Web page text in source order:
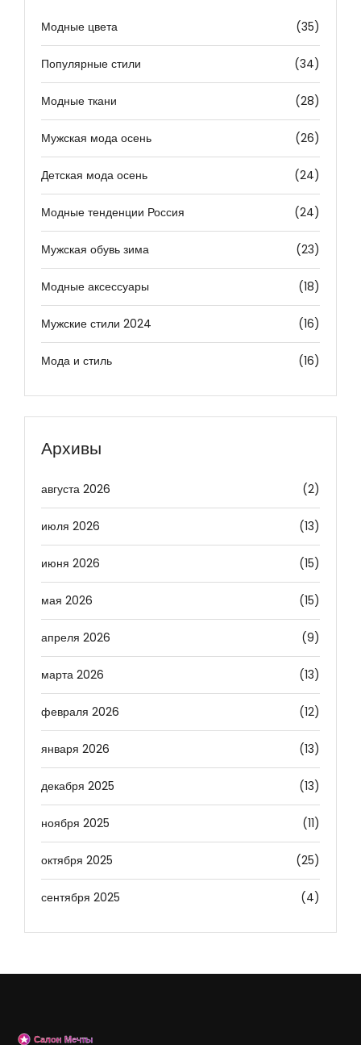
Модные цвета (35)
Популярные стили (34)
Модные ткани (28)
Мужская мода осень (26)
Детская мода осень (24)
Модные тенденции Россия (24)
Мужская обувь зима (23)
Модные аксессуары (18)
Мужские стили 2024 (16)
Мода и стиль (16)
Архивы
августа 2026 (2)
июля 2026 (13)
июня 2026 (15)
мая 2026 (15)
апреля 2026 (9)
марта 2026 (13)
февраля 2026 (12)
января 2026 (13)
декабря 2025 (13)
ноября 2025 (11)
октября 2025 (25)
сентября 2025 (4)